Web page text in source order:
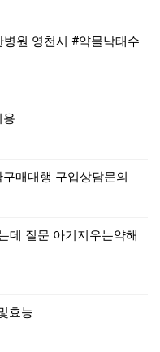
원 영천시 #약물낙태수
용
매대행 구입상담문의
데 질문 아기지우는약해
효능